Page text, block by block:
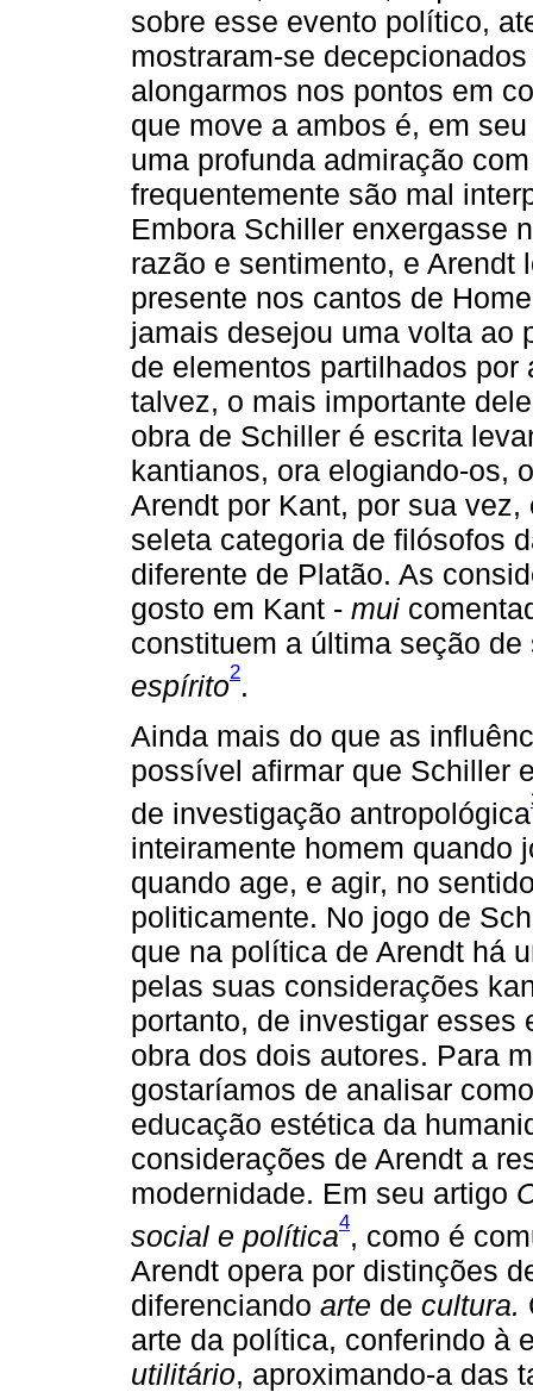
sobre esse evento político,
mostraram-se
alongarmos nos pontos em
que move a ambos é, em
uma profunda admiração
frequentemente são mal
Embora Schiller enxergasse
razão e sentimento, e
presente nos cantos de
jamais desejou uma volta ao
de elementos partilhados
talvez, o mais importante
obra de Schiller é escrita
kantianos, ora elogiando-os,
Arendt por Kant, por sua
seleta categoria de filósofos
diferente de Platão. As
gosto em Kant - mui
constituem a última seção
espírito2.
Ainda mais do que as
possível afirmar que Schiller
de investigação antropológica
inteiramente homem quando
quando age, e agir, no
politicamente. No jogo de
que na política de Arendt há
pelas suas considerações
portanto, de investigar esses
obra dos dois autores. Para
gostaríamos de analisar
educação estética da
considerações de Arendt a
modernidade. Em seu artigo
social e política4, como é
Arendt opera por distinções
diferenciando arte de cultura.
arte da política, conferindo à
utilitário, aproximando-a das